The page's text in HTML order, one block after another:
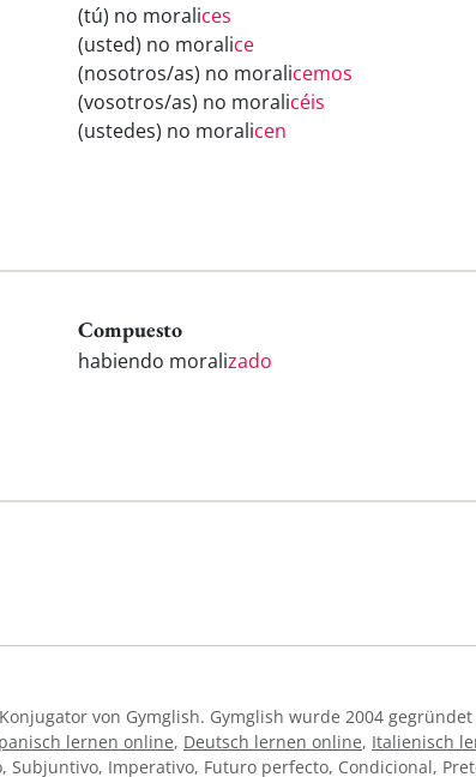
(tú) no moralices
(usted) no moralice
(nosotros/as) no moralicemos
(vosotros/as) no moralicéis
(ustedes) no moralicen
Compuesto
habiendo moralizado
von Gymglish. Gymglish wurde 2004
lernen online, Deutsch lernen online, Italienisch
Imperativo, Futuro perfecto, Condicional,